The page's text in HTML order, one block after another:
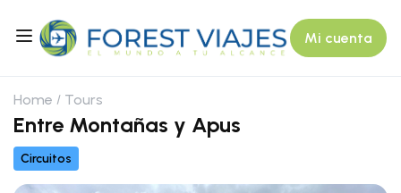
Mi cuenta
Home Tours
Entre Montañas y Apus
Circuitos